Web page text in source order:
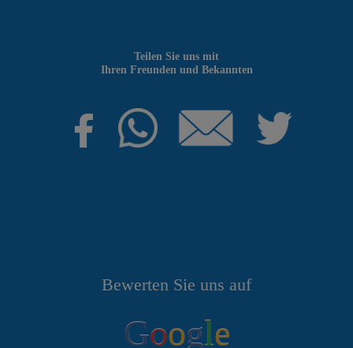
Bewerten Sie uns auf
Google
Teilen Sie uns mit
Ihren Freunden und Bekannten